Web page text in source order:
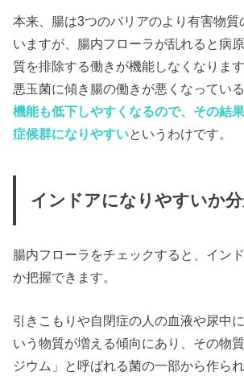
本来、腸は3つのバリアのより有害物質
いますが、腸内フローラが乱れると病
質を排除する働きが機能しなくなります
悪玉菌に傾き腸の働きが悪くなってい
機能も低下しやすくなるので、その結
症候群になりやすいというわけです。
インドアになりやすいか
腸内フローラをチェックすると、イン
か把握できます。
引きこもりや自閉症の人の血液や尿中
いう物質が増える傾向にあり、その物
ジウム」と呼ばれる菌の一部から作ら